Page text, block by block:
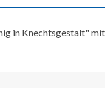
in Knechtsgestalt"